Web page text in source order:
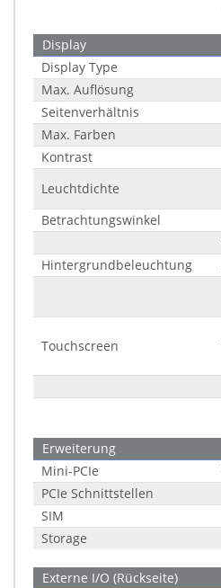
Display
Display Type
Max. Auflösung
Seitenverhältnis
Max. Farben
Kontrast
Leuchtdichte
Betrachtungswinkel
Hintergrundbeleuchtung
Touchscreen
Erweiterung
Mini-PCIe
PCIe Schnittstellen
SIM
Storage
Externe I/O (Rückseite)